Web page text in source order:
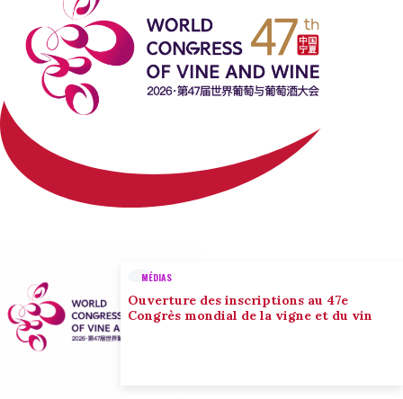
MÉDIAS
Ouverture des inscriptions au 47e
Congrès mondial de la vigne et du vin